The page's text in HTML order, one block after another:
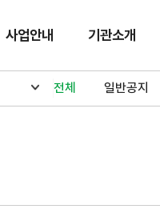
사업안내 기관소개
전체 일반공지